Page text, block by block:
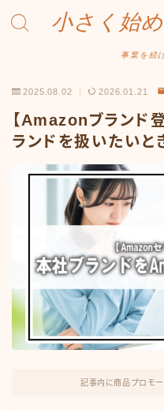
小さく始
事業を続
Amazonせどり
トラブル事例
出品ノウハウ
フリマ物販
Yahoo出品
メルカリ販売
投資・株
2025.08.02 2026.01.21
【Amazonブランド
ランドを扱いたいと
記事内に商品プロモ